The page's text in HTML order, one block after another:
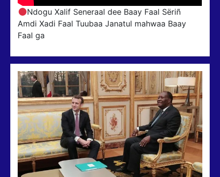
Ndogu Xalif Seneraal dee Baay Faal Sëriñ
Amdi Xadi Faal Tuubaa Janatul mahwaa Baay
Faal ga